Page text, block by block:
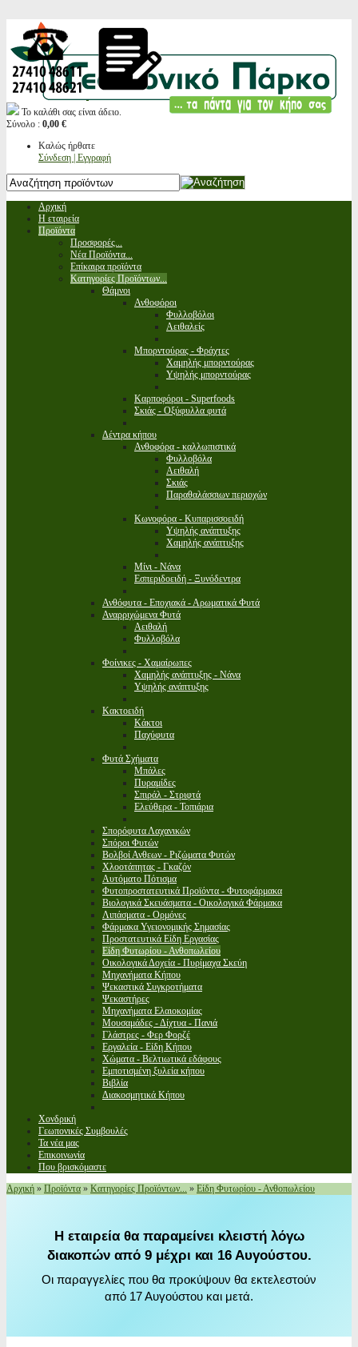
Το καλάθι σας είναι άδειο.
Σύνολο : 0,00 €
Καλώς ήρθατε
Σύνδεση | Εγγραφή
Αρχική
Η εταιρεία
Προϊόντα
Προσφορές...
Νέα Προϊόντα...
Επίκαιρα προϊόντα
Κατηγορίες Προϊόντων...
Θάμνοι
Ανθοφόροι
Φυλλοβόλοι
Αειθαλείς
Μπορντούρας - Φράχτες
Χαμηλής μπορντούρας
Υψηλής μπορντούρας
Καρποφόροι - Superfoods
Σκιάς - Οξύφυλλα φυτά
Δέντρα κήπου
Ανθοφόρα - καλλωπιστικά
Φυλλοβόλα
Αειθαλή
Σκιάς
Παραθαλάσσιων περιοχών
Κωνοφόρα - Κυπαρισσοειδή
Υψηλής ανάπτυξης
Χαμηλής ανάπτυξης
Μίνι - Νάνα
Εσπεριδοειδή - Ξυνόδεντρα
Ανθόφυτα - Εποχιακά - Αρωματικά Φυτά
Αναρριχώμενα Φυτά
Αειθαλή
Φυλλοβόλα
Φοίνικες - Χαμαίρωπες
Χαμηλής ανάπτυξης - Νάνα
Υψηλής ανάπτυξης
Κακτοειδή
Κάκτοι
Παχύφυτα
Φυτά Σχήματα
Μπάλες
Πυραμίδες
Σπιράλ - Στριφτά
Ελεύθερα - Τοπιάρια
Σπορόφυτα Λαχανικών
Σπόροι Φυτών
Βολβοί Ανθεων - Ριζώματα Φυτών
Χλοοτάπητας - Γκαζόν
Αυτόματο Πότισμα
Φυτοπροστατευτικά Προϊόντα - Φυτοφάρμακα
Βιολογικά Σκευάσματα - Οικολογικά Φάρμακα
Λιπάσματα - Ορμόνες
Φάρμακα Υγειονομικής Σημασίας
Προστατευτικά Είδη Εργασίας
Είδη Φυτωρίου - Ανθοπωλείου
Οικολογικά Δοχεία - Πυρίμαχα Σκεύη
Μηχανήματα Κήπου
Ψεκαστικά Συγκροτήματα
Ψεκαστήρες
Μηχανήματα Ελαιοκομίας
Μουσαμάδες - Δίχτυα - Πανιά
Γλάστρες - Φερ Φορζέ
Εργαλεία - Είδη Κήπου
Χώματα - Βελτιωτικά εδάφους
Εμποτισμένη ξυλεία κήπου
Βιβλία
Διακοσμητικά Κήπου
Χονδρική
Γεωπονικές Συμβουλές
Τα νέα μας
Επικοινωνία
Που βρισκόμαστε
Αρχική » Προϊόντα » Κατηγορίες Προϊόντων... » Είδη Φυτωρίου - Ανθοπωλείου
Η εταιρεία θα παραμείνει κλειστή λόγω
διακοπών από 9 μέχρι και 16 Αυγούστου.
Οι παραγγελίες που θα προκύψουν θα εκτελεστούν
από 17 Αυγούστου και μετά.